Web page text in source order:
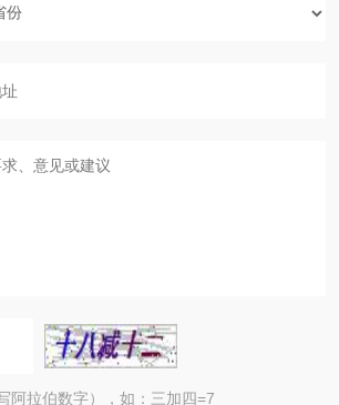
阿拉伯数字），如：三加四=7